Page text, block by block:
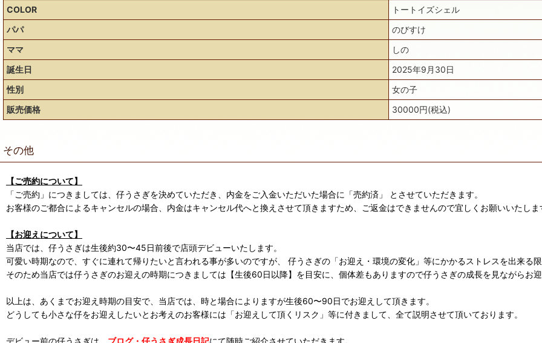
COLOR
トートイズシェル
パパ
のびすけ
ママ
しの
誕生日
2025年9月30日
性別
女の子
販売価格
30000円(税込)
その他
【ご売約について】
「ご売約」につきましては、仔うさぎを決めていただき、内金をご入金いただいた場合に「売約済」 とさせていただきます。
お客様のご都合によるキャンセルの場合、内金はキャンセル代へと換えさせて頂きますため、ご返金はできませんので宜しくお願いいたしま
【お迎えについて】
当店では、仔うさぎは生後約30〜45日前後で店頭デビューいたします。
可愛い時期なので、すぐに連れて帰りたいと言われる事が多いのですが、 仔うさぎの「お迎え・環境の変化」等にかかるストレスを出来る
そのため当店では仔うさぎのお迎えの時期につきましては【生後60日以降】を目安に、個体差もありますので仔うさぎの成長を見ながらお
以上は、あくまでお迎え時期の目安で、当店では、時と場合によりますが生後60〜90日でお迎えして頂きます。
どうしても小さな仔をお迎えしたいとお考えのお客様には「お迎えして頂くリスク」等に付きまして、全て説明させて頂いております。